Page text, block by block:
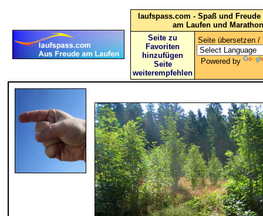
laufspass.com - Spaß und
am Laufen und Marathon
Seite zu
Favoriten
hinzufügen
Seite
weiterempfehlen
Seite übersetzen /
Powered by